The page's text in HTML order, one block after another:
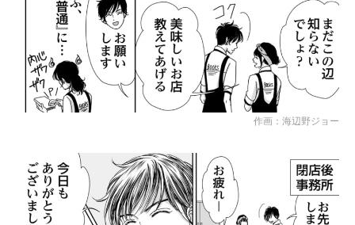
作画：海辺野ジョー